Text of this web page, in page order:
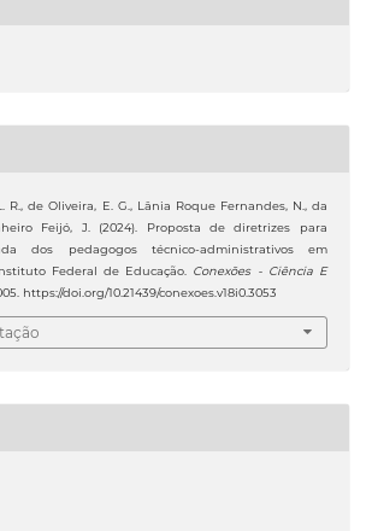
R., de Oliveira, E. G., Lânia Roque Fernandes, N., da
Feijó, J. (2024). Proposta de diretrizes para
dos pedagogos técnico-administrativos em
Federal de Educação. Conexões - Ciência E
https://doi.org/10.21439/conexoes.v18i0.3053